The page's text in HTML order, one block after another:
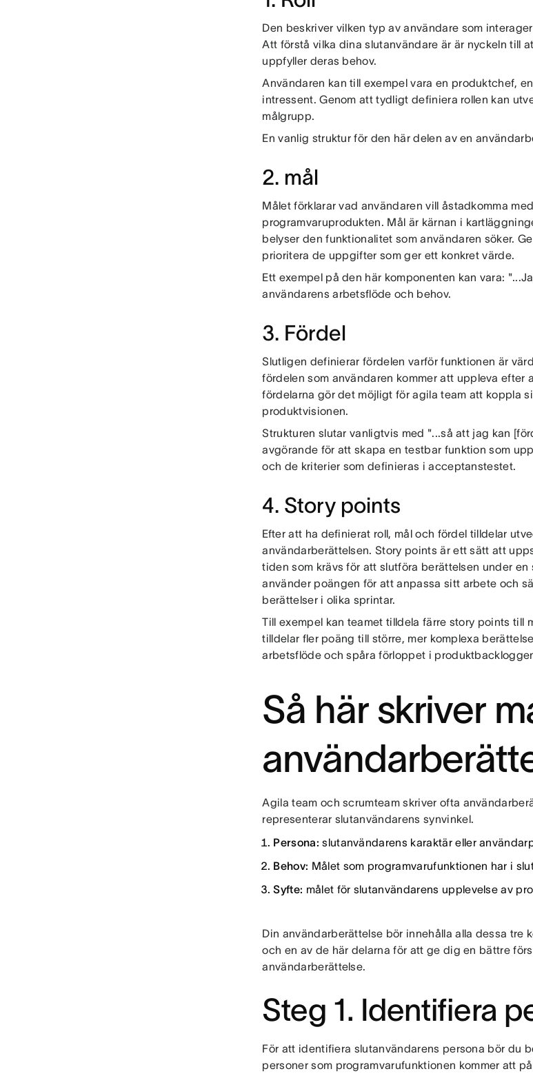
Den beskriver vilken typ av användare som
Att förstå vilka dina slutanvändare är är nyckeln till
uppfyller deras behov.
Användaren kan till exempel vara en produktchef,
intressent. Genom att tydligt definiera rollen kan
målgrupp.
En vanlig struktur för den här delen av en
2. mål
Målet förklarar vad användaren vill åstadkomma
programvaruprodukten. Mål är kärnan i
belyser den funktionalitet som användaren söker.
prioritera de uppgifter som ger ett konkret värde.
Ett exempel på den här komponenten kan vara:
användarens arbetsflöde och behov.
3. Fördel
Slutligen definierar fördelen varför funktionen är
fördelen som användaren kommer att uppleva efter
fördelarna gör det möjligt för agila team att koppla
produktvisionen.
Strukturen slutar vanligtvis med "...så att jag kan
avgörande för att skapa en testbar funktion som
och de kriterier som definieras i acceptanstestet.
4. Story points
Efter att ha definierat roll, mål och fördel tilldelar
användarberättelsen. Story points är ett sätt att
tiden som krävs för att slutföra berättelsen under
använder poängen för att anpassa sitt arbete och
berättelser i olika sprintar.
Till exempel kan teamet tilldela färre story points till
tilldelar fler poäng till större, mer komplexa
arbetsflöde och spåra förloppet i
Så här skriver
Agila team och scrumteam skriver ofta
representerar slutanvändarens synvinkel.
Persona:slutanvändarens karaktär eller
Behov: Målet som programvarufunktionen har i
Syfte: målet för slutanvändarens upplevelse av
Din användarberättelse bör innehålla alla dessa tre
och en av de här delarna för att ge dig en bättre
användarberättelse.
Steg 1. Identifiera
För att identifiera slutanvändarens persona bör du
personer som programvarufunktionen kommer att